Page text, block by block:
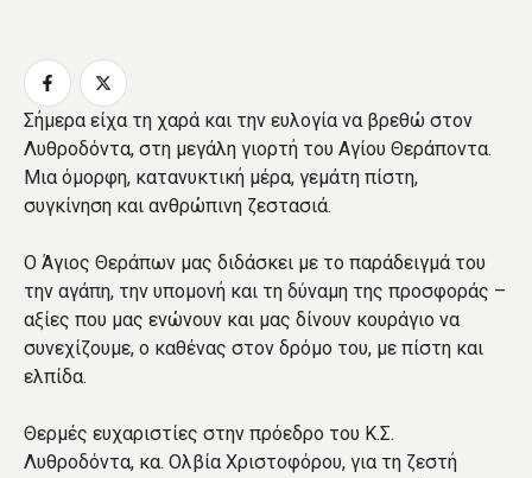
Σήμερα είχα τη χαρά και την ευλογία να βρεθώ στον
Λυθροδόντα, στη μεγάλη γιορτή του Αγίου Θεράποντα.
Μια όμορφη, κατανυκτική μέρα, γεμάτη πίστη,
συγκίνηση και ανθρώπινη ζεστασιά.
Ο Άγιος Θεράπων μας διδάσκει με το παράδειγμά του
την αγάπη, την υπομονή και τη δύναμη της προσφοράς –
αξίες που μας ενώνουν και μας δίνουν κουράγιο να
συνεχίζουμε, ο καθένας στον δρόμο του, με πίστη και
ελπίδα.
Θερμές ευχαριστίες στην πρόεδρο του Κ.Σ.
Λυθροδόντα, κα. Ολβία Χριστοφόρου, για τη ζεστή